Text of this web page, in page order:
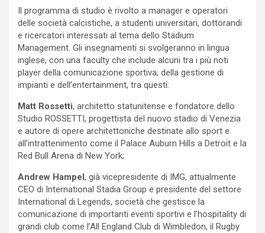
Il programma di studio è rivolto a manager e operatori
delle società calcistiche, a studenti universitari, dottorandi
e ricercatori interessati al tema dello Stadium
Management. Gli insegnamenti si svolgeranno in lingua
inglese, con una faculty che include alcuni tra i più noti
player della comunicazione sportiva, della gestione di
impianti e dell’entertainment, tra questi:
Matt Rossetti, architetto statunitense e fondatore dello
Studio ROSSETTI, progettista del nuovo stadio di Venezia
e autore di opere architettoniche destinate allo sport e
all’intrattenimento come il Palace Auburn Hills a Detroit e la
Red Bull Arena di New York;
Andrew Hampel, già vicepresidente di IMG, attualmente
CEO di International Stadia Group e presidente del settore
International di Legends, società che gestisce la
comunicazione di importanti eventi sportivi e l’hospitality di
grandi club come l’All England Club di Wimbledon, il Rugby